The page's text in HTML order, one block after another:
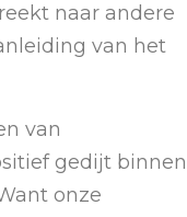
naar andere
van het
van
gedijt binnen
onze